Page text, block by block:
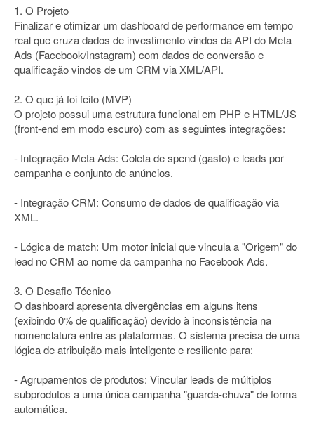
1. O Projeto
Finalizar e otimizar um dashboard de performance em tempo
real que cruza dados de investimento vindos da API do Meta
Ads (Facebook/Instagram) com dados de conversão e
qualificação vindos de um CRM via XML/API.
2. O que já foi feito (MVP)
O projeto possui uma estrutura funcional em PHP e HTML/JS
(front-end em modo escuro) com as seguintes integrações:
- Integração Meta Ads: Coleta de spend (gasto) e leads por
campanha e conjunto de anúncios.
- Integração CRM: Consumo de dados de qualificação via
XML.
- Lógica de match: Um motor inicial que vincula a "Origem" do
lead no CRM ao nome da campanha no Facebook Ads.
3. O Desafio Técnico
O dashboard apresenta divergências em alguns itens
(exibindo 0% de qualificação) devido à inconsistência na
nomenclatura entre as plataformas. O sistema precisa de uma
lógica de atribuição mais inteligente e resiliente para:
- Agrupamentos de produtos: Vincular leads de múltiplos
subprodutos a uma única campanha "guarda-chuva" de forma
automática.